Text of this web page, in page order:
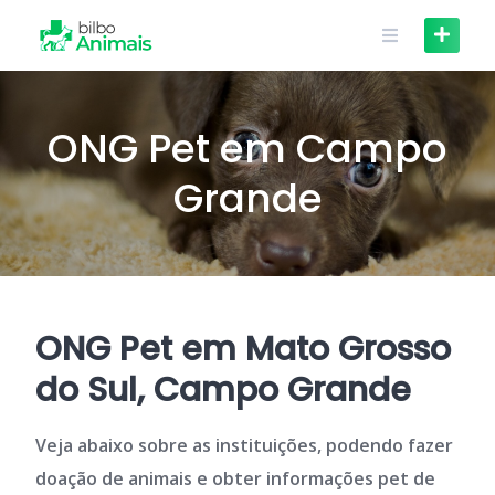
content
ONG Pet em Campo
Grande
ONG Pet em Mato Grosso
do Sul, Campo Grande
Veja abaixo sobre as instituições, podendo fazer
doação de animais e obter informações pet de